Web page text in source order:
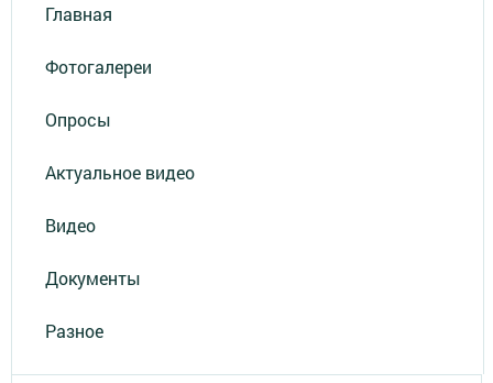
Главная
Фотогалереи
Опросы
Актуальное видео
Видео
Документы
Разное